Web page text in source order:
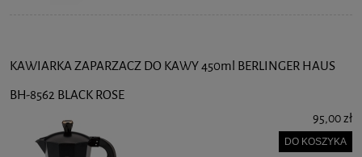
KAWIARKA ZAPARZACZ DO KAWY 450ml BERLINGER HAUS
BH-8562 BLACK ROSE
95,00 zł
DO KOSZYKA